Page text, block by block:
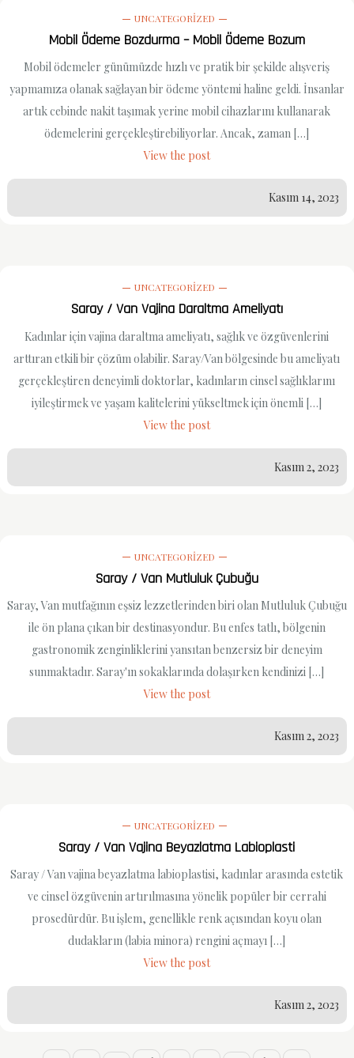
UNCATEGORIZED
Mobil Ödeme Bozdurma – Mobil Ödeme Bozum
Mobil ödemeler günümüzde hızlı ve pratik bir şekilde alışveriş
yapmamıza olanak sağlayan bir ödeme yöntemi haline geldi. İnsanlar
artık cebinde nakit taşımak yerine mobil cihazlarını kullanarak
ödemelerini gerçekleştirebiliyorlar. Ancak, zaman […]
View the post
Kasım 14, 2023
UNCATEGORIZED
Saray / Van Vajina Daraltma Ameliyatı
Kadınlar için vajina daraltma ameliyatı, sağlık ve özgüvenlerini
arttıran etkili bir çözüm olabilir. Saray/Van bölgesinde bu ameliyatı
gerçekleştiren deneyimli doktorlar, kadınların cinsel sağlıklarını
iyileştirmek ve yaşam kalitelerini yükseltmek için önemli […]
View the post
Kasım 2, 2023
UNCATEGORIZED
Saray / Van Mutluluk Çubuğu
Saray, Van mutfağının eşsiz lezzetlerinden biri olan Mutluluk Çubuğu
ile ön plana çıkan bir destinasyondur. Bu enfes tatlı, bölgenin
gastronomik zenginliklerini yansıtan benzersiz bir deneyim
sunmaktadır. Saray'ın sokaklarında dolaşırken kendinizi […]
View the post
Kasım 2, 2023
UNCATEGORIZED
Saray / Van Vajina Beyazlatma Labioplasti
Saray / Van vajina beyazlatma labioplastisi, kadınlar arasında estetik
ve cinsel özgüvenin artırılmasına yönelik popüler bir cerrahi
prosedürdür. Bu işlem, genellikle renk açısından koyu olan
dudakların (labia minora) rengini açmayı […]
View the post
Kasım 2, 2023